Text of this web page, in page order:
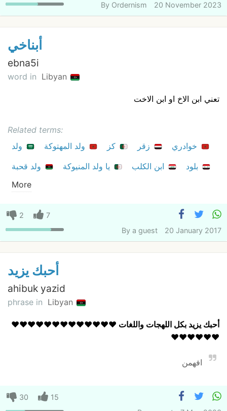
By Ordernism 20 November 2023
أبناخي
ebna5i
word in Libyan
تعني ابن الاخ او ابن الاخت
Related terms:
ولد
ولد المهتوكة كز زقر
خوادري
ولد قحبة
يا ولد المنيوكة ابن الكلب
بلود
More
2
7
By a guest 20 January 2017
أحبك يزيد
ahibuk yazid
phrase in Libyan
أحبك يزيد بكل اللهجات واللغات ❤️❤️❤️❤️❤️❤️❤️❤️❤️❤️❤️❤️❤️
❤️❤️❤️❤️❤️❤️
افهمن
30
15